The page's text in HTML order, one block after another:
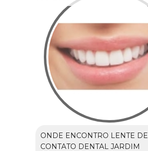
ONDE ENCONTRO LENTE DE
CONTATO DENTAL JARDIM